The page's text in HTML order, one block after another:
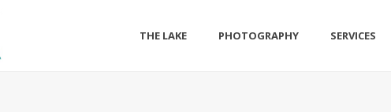
THE LAKE PHOTOGRAPHY SERVICES